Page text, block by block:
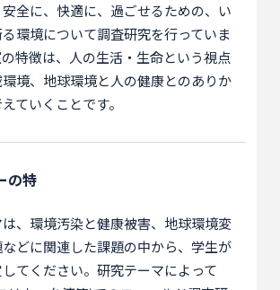
全に、快適に、過ごせるための、い
環境について調査研究を行っていま
特徴は、人の生活・生命という視点
境、地球環境と人の健康とのありか
ていくことです。
の特
、環境汚染と健康被害、地球環境変
どに関連した課題の中から、学生が
てください。研究テーマによって